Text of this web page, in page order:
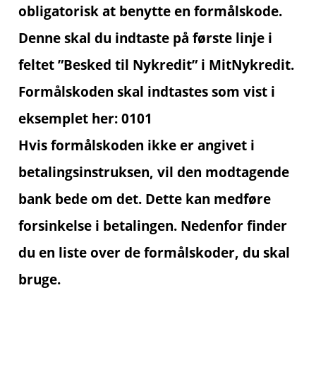
obligatorisk at benytte en formålskode.
Denne skal du indtaste på første linje i
feltet ”Besked til Nykredit” i MitNykredit.
Formålskoden skal indtastes som vist i
eksemplet her: 0101
Hvis formålskoden ikke er angivet i
betalingsinstruksen, vil den modtagende
bank bede om det. Dette kan medføre
forsinkelse i betalingen. Nedenfor finder
du en liste over de formålskoder, du skal
bruge.